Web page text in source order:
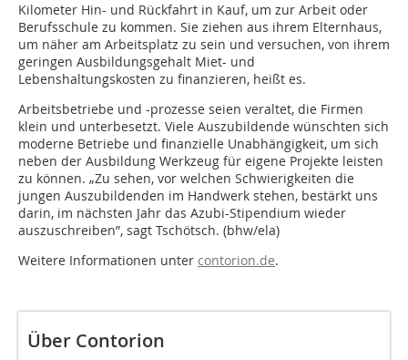
Kilometer Hin- und Rückfahrt in Kauf, um zur Arbeit oder
Berufsschule zu kommen. Sie ziehen aus ihrem Elternhaus,
um näher am Arbeitsplatz zu sein und versuchen, von ihrem
geringen Ausbildungsgehalt Miet- und
Lebenshaltungskosten zu finanzieren, heißt es.
Arbeitsbetriebe und -prozesse seien veraltet, die Firmen
klein und unterbesetzt. Viele Auszubildende wünschten sich
moderne Betriebe und finanzielle Unabhängigkeit, um sich
neben der Ausbildung Werkzeug für eigene Projekte leisten
zu können. „Zu sehen, vor welchen Schwierigkeiten die
jungen Auszubildenden im Handwerk stehen, bestärkt uns
darin, im nächsten Jahr das Azubi-Stipendium wieder
auszuschreiben”, sagt Tschötsch. (bhw/ela)
Weitere Informationen unter contorion.de.
Über Contorion